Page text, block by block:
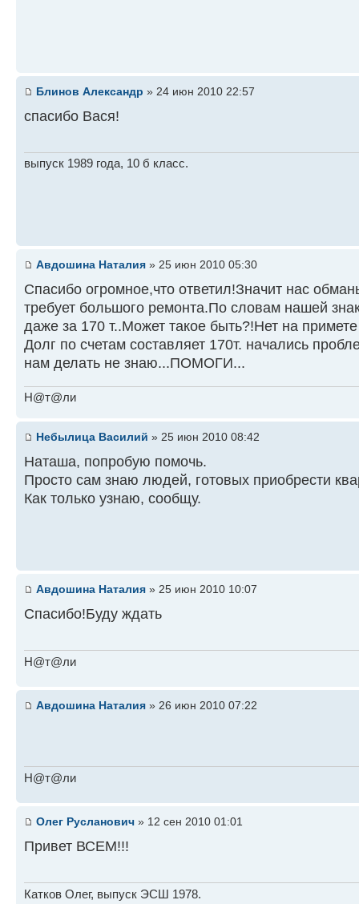
Блинов Александр » 24 июн 2010 22:57
спасибо Вася!
выпуск 1989 года, 10 б класс.
Авдошина Наталия » 25 июн 2010 05:30
Спасибо огромное,что ответил!Значит нас
требует большого ремонта.По словам нашей
даже за 170 т..Может такое быть?!Нет на
Долг по счетам составляет 170т. начались
нам делать не знаю...ПОМОГИ...
Н@т@ли
Небылица Василий » 25 июн 2010 08:42
Наташа, попробую помочь.
Просто сам знаю людей, готовых приобрести
Как только узнаю, сообщу.
Авдошина Наталия » 25 июн 2010 10:07
Спасибо!Буду ждать
Н@т@ли
Авдошина Наталия » 26 июн 2010 07:22
Н@т@ли
Олег Русланович » 12 сен 2010 01:01
Привет ВСЕМ!!!
Катков Олег, выпуск ЭСШ 1978.